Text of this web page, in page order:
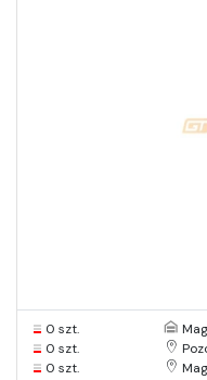
0 szt.
0 szt.
0 szt.